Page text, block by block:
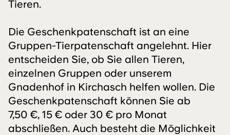
Tieren.
Die Geschenkpatenschaft ist an eine
Gruppen-Tierpatenschaft angelehnt. Hier
entscheiden Sie, ob Sie allen Tieren,
einzelnen Gruppen oder unserem
Gnadenhof in Kirchasch helfen wollen. Die
Geschenkpatenschaft können Sie ab
7,50 €, 15 € oder 30 € pro Monat
abschließen. Auch besteht die Möglichkeit